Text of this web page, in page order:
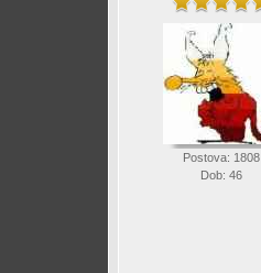
Postova: 1808
Dob: 46